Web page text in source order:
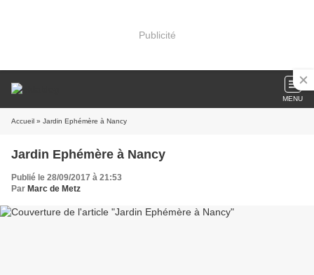
Publicité
MENU
Accueil » Jardin Ephémère à Nancy
Jardin Ephémère à Nancy
Publié le 28/09/2017 à 21:53
Par Marc de Metz